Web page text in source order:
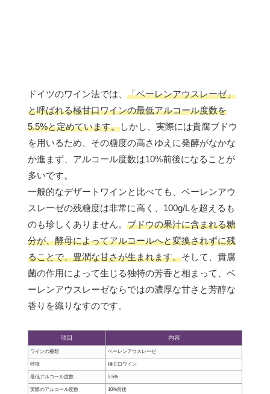
ドイツのワイン法では、 「ベーレンアウスレーゼ」
と呼ばれる極甘口ワインの最低アルコール度数を
5.5%と定めています。しかし、実際には貴腐ブドウ
を用いるため、その糖度の高さゆえに発酵がなかな
か進まず、アルコール度数は10%前後になることが
多いです。
一般的なデザートワインと比べても、ベーレンアウ
スレーゼの残糖度は非常に高く、100g/Lを超えるも
のも珍しくありません。 ブドウの果汁に含まれる糖
分が、酵母によってアルコールへと変換されずに残
ることで、豊潤な甘さが生まれます。そして、貴腐
菌の作用によって生じる独特の芳香と相まって、ベ
ーレンアウスレーゼならではの濃厚な甘さと芳醇な
香りを織りなすのです。
項目 内容
ワインの種類 ベーレンアウスレーゼ
特徴 極甘口ワイン
最低アルコール度数 5.5%
実際のアルコール度数 10%前後